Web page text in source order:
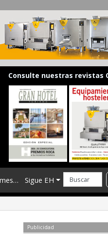
Consulte nuestras revistas
Sigue EH
Publicidad